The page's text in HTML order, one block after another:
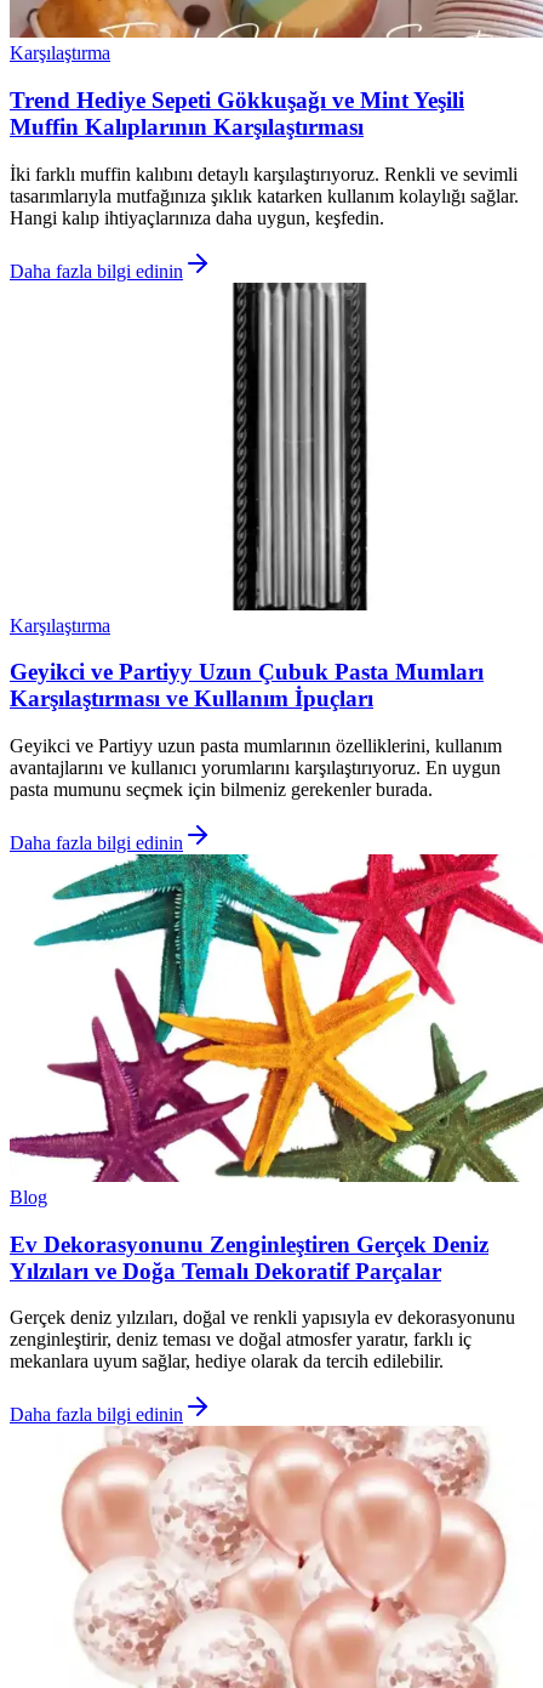
Karşılaştırma
Trend Hediye Sepeti Gökkuşağı ve Mint Yeşili
Muffin Kalıplarının Karşılaştırması
İki farklı muffin kalıbını detaylı karşılaştırıyoruz. Renkli ve sevimli
tasarımlarıyla mutfağınıza şıklık katarken kullanım kolaylığı sağlar.
Hangi kalıp ihtiyaçlarınıza daha uygun, keşfedin.
Daha fazla bilgi edinin
Karşılaştırma
Geyikci ve Partiyy Uzun Çubuk Pasta Mumları
Karşılaştırması ve Kullanım İpuçları
Geyikci ve Partiyy uzun pasta mumlarının özelliklerini, kullanım
avantajlarını ve kullanıcı yorumlarını karşılaştırıyoruz. En uygun
pasta mumunu seçmek için bilmeniz gerekenler burada.
Daha fazla bilgi edinin
Blog
Ev Dekorasyonunu Zenginleştiren Gerçek Deniz
Yılzıları ve Doğa Temalı Dekoratif Parçalar
Gerçek deniz yılzıları, doğal ve renkli yapısıyla ev dekorasyonunu
zenginleştirir, deniz teması ve doğal atmosfer yaratır, farklı iç
mekanlara uyum sağlar, hediye olarak da tercih edilebilir.
Daha fazla bilgi edinin